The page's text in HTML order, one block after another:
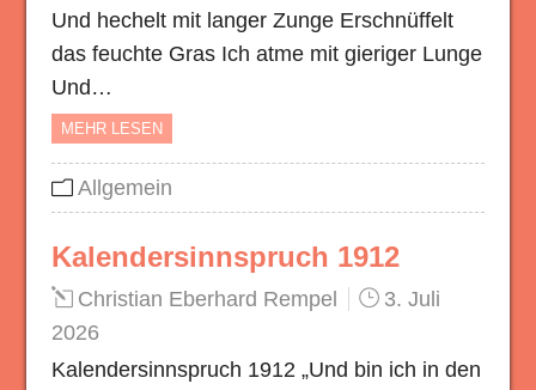
Und hechelt mit langer Zunge Erschnüffelt
das feuchte Gras Ich atme mit gieriger Lunge
Und…
MEHR LESEN
Allgemein
Kalendersinnspruch 1912
Christian Eberhard Rempel
3. Juli
2026
Kalendersinnspruch 1912 „Und bin ich in den